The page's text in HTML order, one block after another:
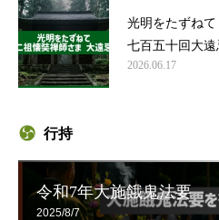
光明をたずね
七百五十回大
2026.06.17
行持
令和7年大施餓鬼法要
2025/8/7